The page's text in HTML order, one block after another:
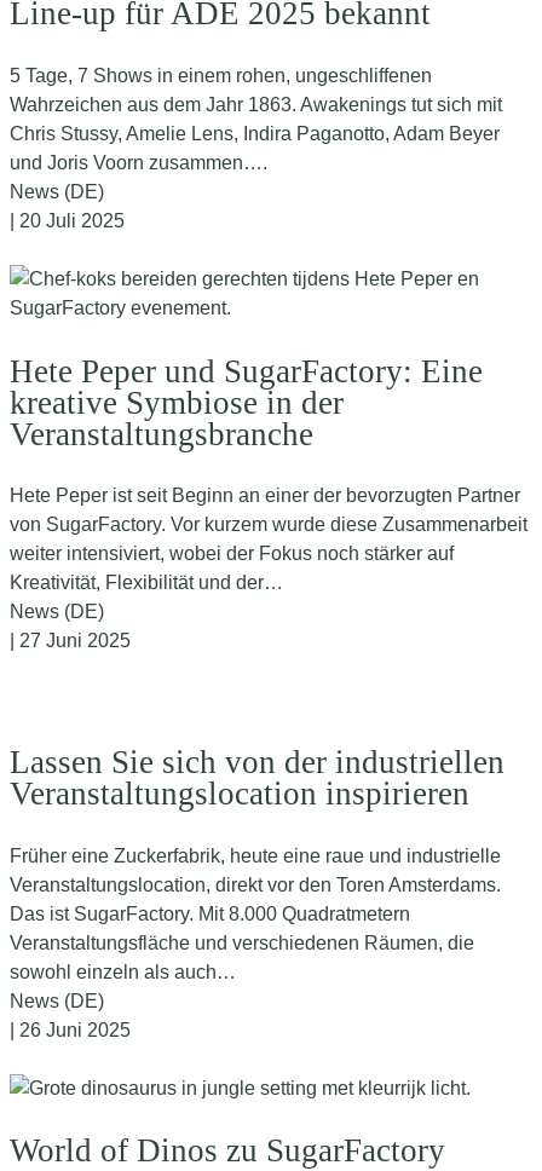
Line-up für ADE 2025 bekannt
5 Tage, 7 Shows in einem rohen, ungeschliffenen
Wahrzeichen aus dem Jahr 1863. Awakenings tut sich mit
Chris Stussy, Amelie Lens, Indira Paganotto, Adam Beyer
und Joris Voorn zusammen….
News (DE)
| 20 Juli 2025
Hete Peper und SugarFactory: Eine
kreative Symbiose in der
Veranstaltungsbranche
Hete Peper ist seit Beginn an einer der bevorzugten Partner
von SugarFactory. Vor kurzem wurde diese Zusammenarbeit
weiter intensiviert, wobei der Fokus noch stärker auf
Kreativität, Flexibilität und der…
News (DE)
| 27 Juni 2025
Lassen Sie sich von der industriellen
Veranstaltungslocation inspirieren
Früher eine Zuckerfabrik, heute eine raue und industrielle
Veranstaltungslocation, direkt vor den Toren Amsterdams.
Das ist SugarFactory. Mit 8.000 Quadratmetern
Veranstaltungsfläche und verschiedenen Räumen, die
sowohl einzeln als auch…
News (DE)
| 26 Juni 2025
World of Dinos zu SugarFactory